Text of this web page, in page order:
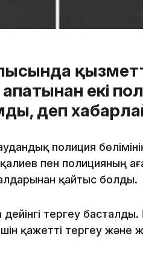
екі
деп
полиция
пен полицияның
қайтыс болды.
тергеу басталды.
қажетті тергеу және